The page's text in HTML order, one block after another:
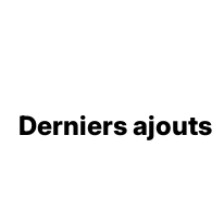
Derniers ajouts